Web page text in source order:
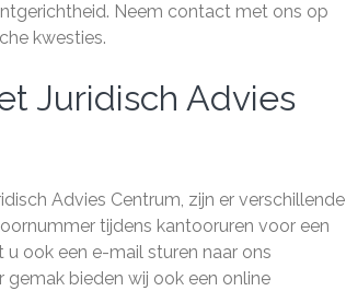
Neem contact met ons op
kwesties.
Juridisch Advies
Advies Centrum, zijn er verschillende
tijdens kantooruren voor een
ook een e-mail sturen naar ons
bieden wij ook een online